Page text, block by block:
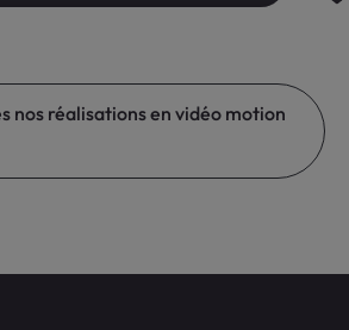
nos réalisations en vidéo motion